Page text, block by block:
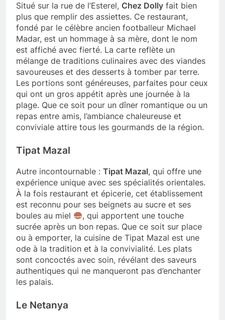
Situé sur la rue de l’Esterel, Chez Dolly fait bien
plus que remplir des assiettes. Ce restaurant,
fondé par le célèbre ancien footballeur Michael
Madar, est un hommage à sa mère, dont le nom
est affiché avec fierté. La carte reflète un
mélange de traditions culinaires avec des viandes
savoureuses et des desserts à tomber par terre.
Les portions sont généreuses, parfaites pour ceux
qui ont un gros appétit après une journée à la
plage. Que ce soit pour un dîner romantique ou un
repas entre amis, l’ambiance chaleureuse et
conviviale attire tous les gourmands de la région.
Tipat Mazal
Autre incontournable : Tipat Mazal, qui offre une
expérience unique avec ses spécialités orientales.
À la fois restaurant et épicerie, cet établissement
est reconnu pour ses beignets au sucre et ses
boules au miel
, qui apportent une touche
sucrée après un bon repas. Que ce soit sur place
ou à emporter, la cuisine de Tipat Mazal est une
ode à la tradition et à la convivialité. Les plats
sont concoctés avec soin, révélant des saveurs
authentiques qui ne manqueront pas d’enchanter
les palais.
Le Netanya